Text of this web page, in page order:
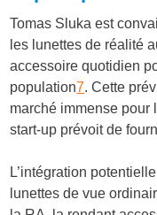
Tomas Sluka est
les lunettes de réalité
accessoire quotidien
population7. Cette
marché immense pour
start-up prévoit de
L’intégration
lunettes de vue